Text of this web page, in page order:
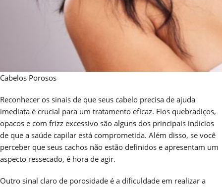
Cabelos Porosos
Reconhecer os sinais de que seus cabelo precisa de ajuda
imediata é crucial para um tratamento eficaz. Fios quebradiços,
opacos e com frizz excessivo são alguns dos principais indícios
de que a saúde capilar está comprometida. Além disso, se você
perceber que seus cachos não estão definidos e apresentam um
aspecto ressecado, é hora de agir.
Outro sinal claro de porosidade é a dificuldade em realizar a